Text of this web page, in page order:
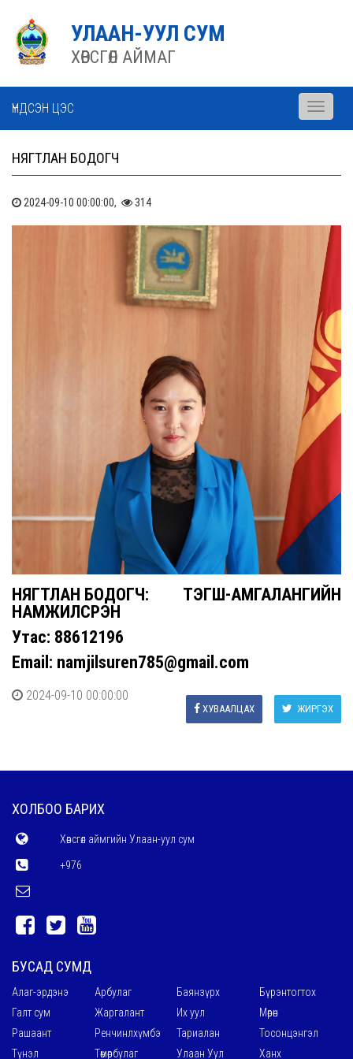
УЛААН-УУЛ СУМ
ХӨВСГӨЛ АЙМАГ
ҮНДСЭН ЦЭС
Toggle
НЯГТЛАН БОДОГЧ
2024-09-10 00:00:00, 314
НЯГТЛАН БОДОГЧ: ТЭГШ-АМГАЛАНГИЙН
НАМЖИЛСҮРЭН
Утас: 88612196
Email: namjilsuren785@gmail.com
2024-09-10 00:00:00
ЖИРГЭХ
ХУВААЛЦАХ
ХОЛБОО БАРИХ
Хөвсгөл аймгийн Улаан-уул сум
+976
БУСАД СУМД
Алаг-эрдэнэ Арбулаг Баянзүрх
Бүрэнтогтох
Галт сум
Жаргалант Их уул
Мөрөн
Рашаант
Ренчинлхүмбэ Тариалан
Тосонцэнгэл
Түнэл
Төмөрбулаг Улаан Уул Ханх